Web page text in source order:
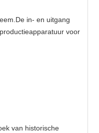
in- en uitgang
voor
van historische